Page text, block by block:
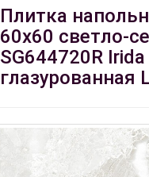
Плитка
60x60 светло-
SG644720R
глазурованная